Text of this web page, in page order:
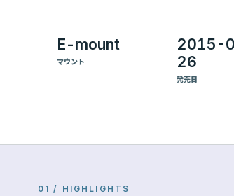
E-mount
マウント
2015-
26
発売日
01 / HIGHLIGHTS